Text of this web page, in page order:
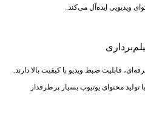
ویدیویی ایده‌آل می‌کند.
قابلیت ضبط ویدیو با کیفیت بالا دارند.
تولید محتوای یوتیوب بسیار پرطرفدار